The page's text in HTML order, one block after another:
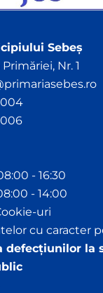
Sebeș
Nr. 1
004
- 16:30
- 14:00
uri
cu caracter
defecțiunilor la